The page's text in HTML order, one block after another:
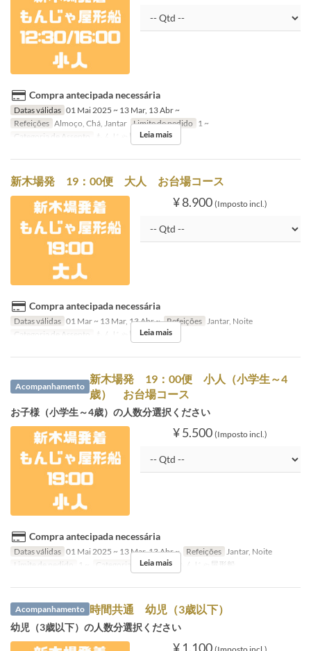
Compra antecipada necessária
Datas válidas 01 Mai 2025 ~ 13 Mar, 13 Abr ~
Refeições Almoço, Chá, Jantar Limite de pedido 1 ~
Categoria de Assento
もんじゃ屋形船Leia mais
新木場発 19：00便 大人 お台場コース
¥ 8.900 (Imposto incl.)
Compra antecipada necessária
Datas válidas 01 Mar ~ 13 Mar, 13 Abr ~ Refeições Jantar, Noite
Categoria de Assento
もんじゃ屋形船Leia mais
Acompanhamento
新木場発 19：00便 小人（小学生～4
歳） お台場コース
お子様（小学生～4歳）の人数分選択ください
¥ 5.500 (Imposto incl.)
Compra antecipada necessária
Datas válidas 01 Mai 2025 ~ 13 Mar, 13 Abr ~ Refeições Jantar, Noite
Limite de pedido
1 ~ Categoria de Assento もんじゃ屋形船
Leia mais
Acompanhamento 時間共通 幼児（3歳以下）
幼児（3歳以下）の人数分選択ください
¥ 1.100